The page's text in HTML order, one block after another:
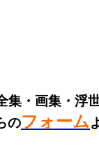
集・画集・浮
のフォーム